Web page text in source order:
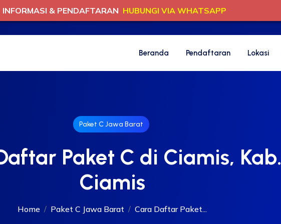
Beranda Pendaftaran Lokasi
Paket C Jawa Barat
Paket C di Ciamis, Kab.
Ciamis
Home Paket C Jawa Barat Cara Daftar Paket...
INFORMASI & PENDAFTARAN HUBUNGI VIA WHATSAPP